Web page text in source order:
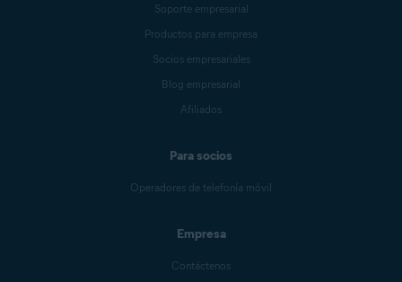
Soporte empresarial
Productos para empresa
Socios empresariales
Blog empresarial
Afiliados
Para socios
Operadores de telefonía móvil
Empresa
Contáctenos